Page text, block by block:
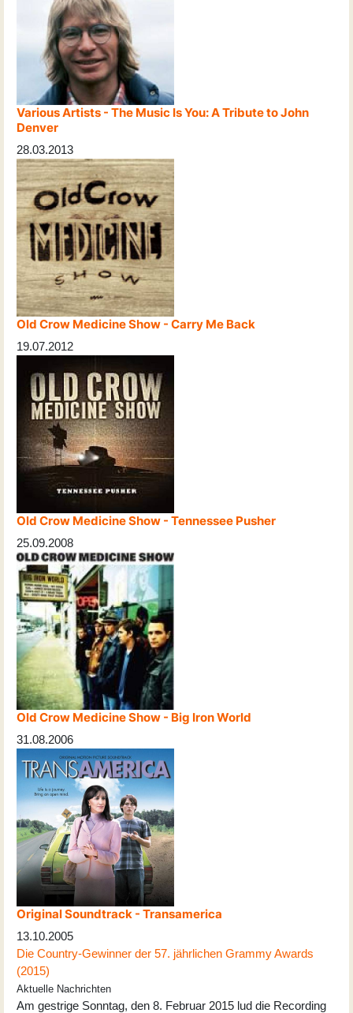
Various Artists - The Music Is You: A Tribute to John
Denver
28.03.2013
Old Crow Medicine Show - Carry Me Back
19.07.2012
Old Crow Medicine Show - Tennessee Pusher
25.09.2008
Old Crow Medicine Show - Big Iron World
31.08.2006
Original Soundtrack - Transamerica
13.10.2005
Die Country-Gewinner der 57. jährlichen Grammy Awards
(2015)
Aktuelle Nachrichten
Am gestrige Sonntag, den 8. Februar 2015 lud die Recording